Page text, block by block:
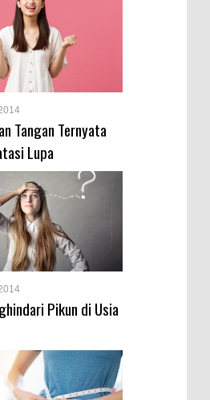
Tangan Ternyata
Lupa
Pikun di Usia